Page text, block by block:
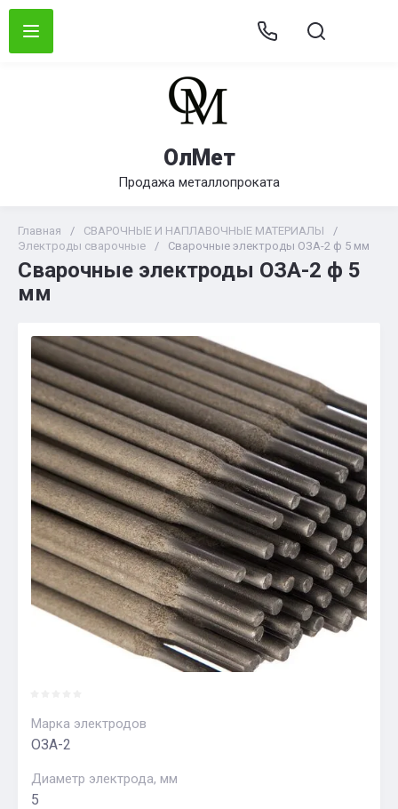
ОлМет
Продажа металлопроката
Главная / СВАРОЧНЫЕ И НАПЛАВОЧНЫЕ МАТЕРИАЛЫ
/
Электроды сварочные
/ Сварочные электроды ОЗА-2 ф 5 мм
Сварочные электроды ОЗА-2 ф 5
мм
Марка электродов
ОЗА-2
Диаметр электрода, мм
5